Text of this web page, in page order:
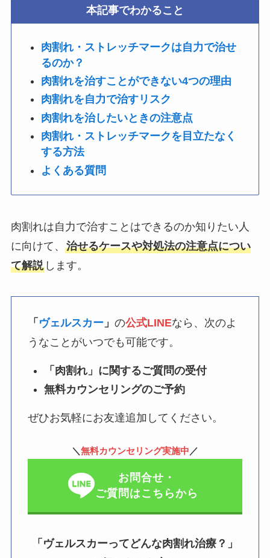
本記事でわかること
肉割れ・ストレッチマークは自力で治せ
るのか？
肉割れを治すことができない4つの理由
肉割れを自力で治すリスク
肉割れを治したいときの注意点
肉割れ・ストレッチマークを目立たなく
する方法
よくある質問
肉割れは自力で治すことはできるのか知りたい人
に向けて、 治せるケースや対処法の注意点につい
て解説します。
「 ヴェルスカー」 の公式LINEなら、次のよ
うなことがいつでも可能です。
「肉割れ」に関するご質問の受付
無料カウンセリングのご予約
ぜひお気軽にお友達追加してください。
＼無料カウンセリング実施中 ／
お問合せ・
ご質問はこちらから
「ヴェルスカーってどんな肉割れ治療？」